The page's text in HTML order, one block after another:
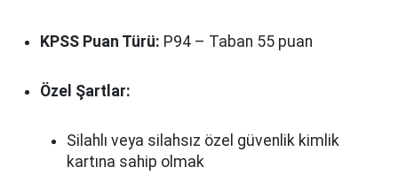
KPSS Puan Türü: P94 – Taban 55 puan
Özel Şartlar:
Silahlı veya silahsız özel güvenlik kimlik
kartına sahip olmak